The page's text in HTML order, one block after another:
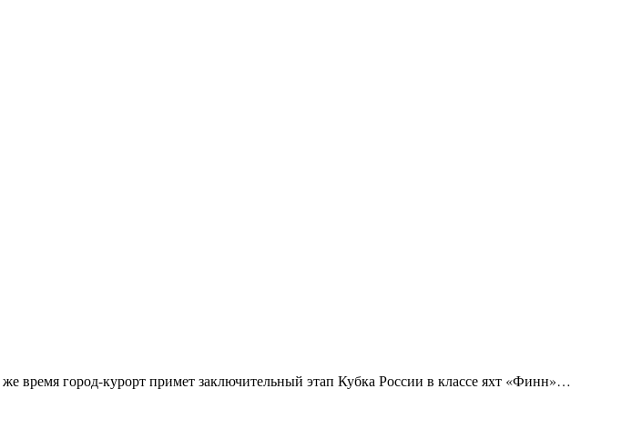
время город-курорт примет заключительный этап Кубка России в классе яхт «Финн»…